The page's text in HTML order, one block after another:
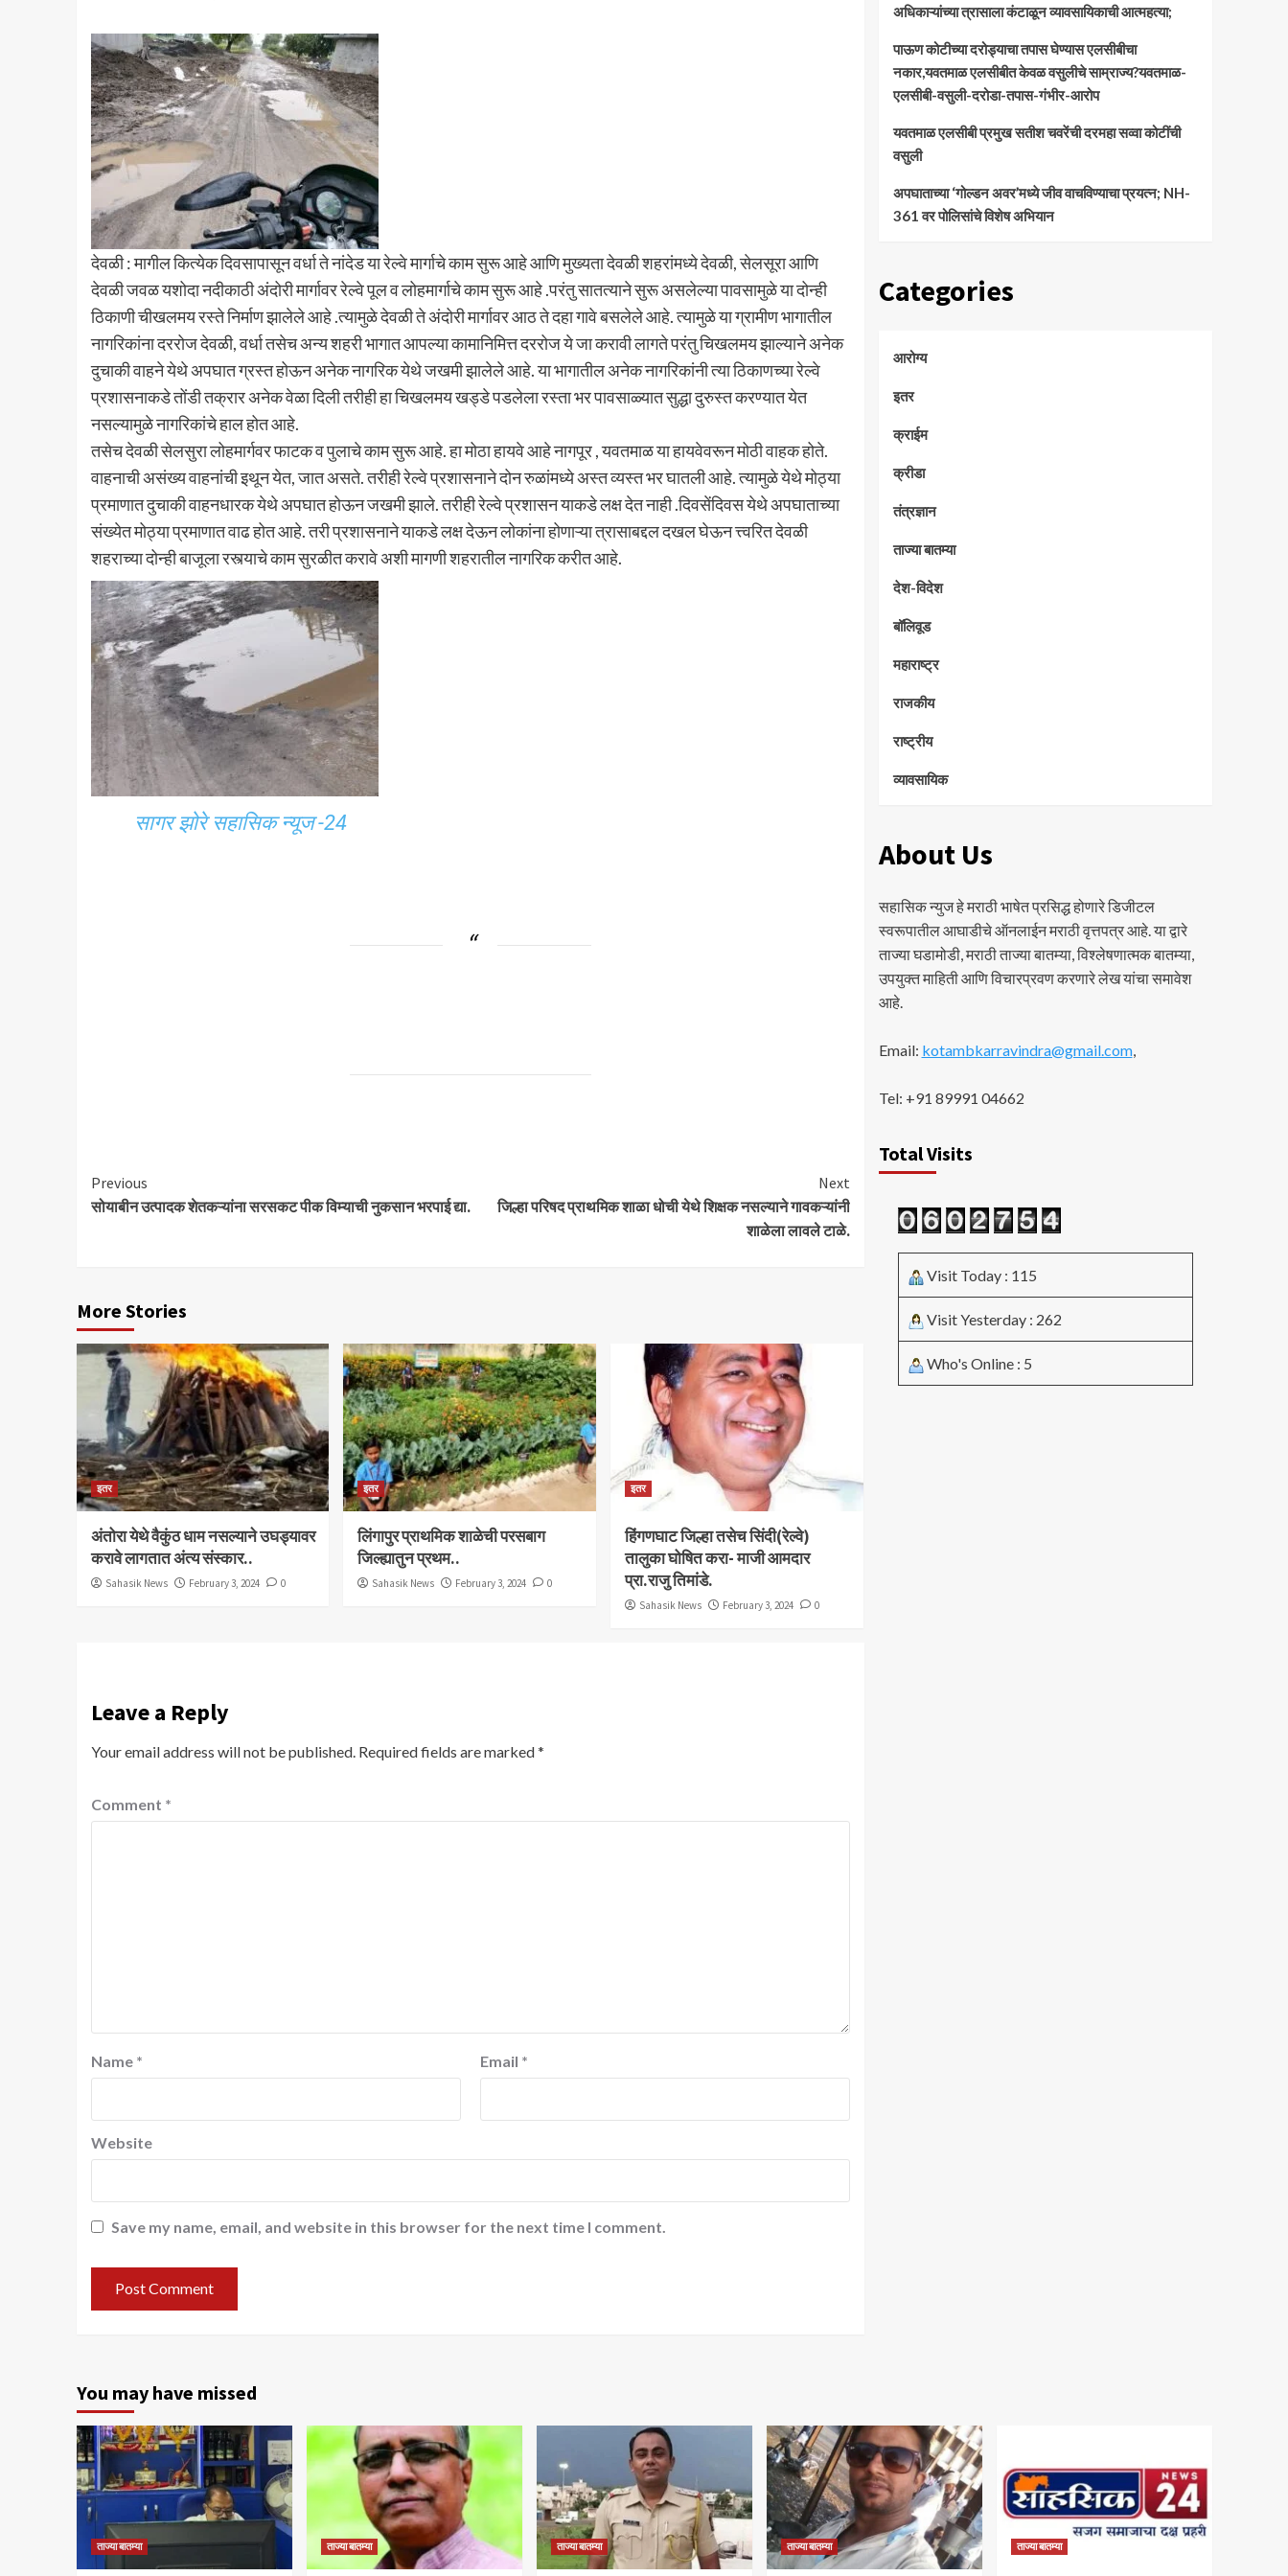
देवळी : मागील कित्येक दिवसापासून वर्धा ते नांदेड या रेल्वे मार्गाचे काम सुरू आहे आणि मुख्यता देवळी शहरांमध्ये देवळी, सेलसूरा आणि
देवळी जवळ यशोदा नदीकाठी अंदोरी मार्गावर रेल्वे पूल व लोहमार्गाचे काम सुरू आहे .परंतु सातत्याने सुरू असलेल्या पावसामुळे या दोन्ही
ठिकाणी चीखलमय रस्ते निर्माण झालेले आहे .त्यामुळे देवळी ते अंदोरी मार्गावर आठ ते दहा गावे बसलेले आहे. त्यामुळे या ग्रामीण भागातील
नागरिकांना दररोज देवळी, वर्धा तसेच अन्य शहरी भागात आपल्या कामानिमित्त दररोज ये जा करावी लागते परंतु चिखलमय झाल्याने अनेक
दुचाकी वाहने येथे अपघात ग्रस्त होऊन अनेक नागरिक येथे जखमी झालेले आहे. या भागातील अनेक नागरिकांनी त्या ठिकाणच्या रेल्वे
प्रशासनाकडे तोंडी तक्रार अनेक वेळा दिली तरीही हा चिखलमय खड्डे पडलेला रस्ता भर पावसाळ्यात सुद्धा दुरुस्त करण्यात येत
नसल्यामुळे नागरिकांचे हाल होत आहे.
तसेच देवळी सेलसुरा लोहमार्गवर फाटक व पुलाचे काम सुरू आहे. हा मोठा हायवे आहे नागपूर , यवतमाळ या हायवेवरून मोठी वाहक होते.
वाहनाची असंख्य वाहनांची इथून येत, जात असते. तरीही रेल्वे प्रशासनाने दोन रुळांमध्ये अस्त व्यस्त भर घातली आहे. त्यामुळे येथे मोठ्या
प्रमाणात दुचाकी वाहनधारक येथे अपघात होऊन जखमी झाले. तरीही रेल्वे प्रशासन याकडे लक्ष देत नाही .दिवसेंदिवस येथे अपघाताच्या
संख्येत मोठ्या प्रमाणात वाढ होत आहे. तरी प्रशासनाने याकडे लक्ष देऊन लोकांना होणाऱ्या त्रासाबद्दल दखल घेऊन त्त्वरित देवळी
शहराच्या दोन्ही बाजूला रस्त्याचे काम सुरळीत करावे अशी मागणी शहरातील नागरिक करीत आहे.
सागर झोरे सहासिक न्यूज -24
Continue
Reading
Previous
सोयाबीन उत्पादक शेतकऱ्यांना सरसकट पीक विम्याची नुकसान भरपाई द्या.
Next
जिल्हा परिषद प्राथमिक शाळा धोची येथे शिक्षक नसल्याने गावकऱ्यांनी
शाळेला लावले टाळे.
More Stories
इतर
अंतोरा येथे वैकुंठ धाम नसल्याने उघड्यावर
करावे लागतात अंत्य संस्कार..
Sahasik News February 3, 2024 0
इतर
लिंगापुर प्राथमिक शाळेची परसबाग
जिल्ह्यातुन प्रथम..
Sahasik News February 3, 2024 0
इतर
हिंगणघाट जिल्हा तसेच सिंदी(रेल्वे)
तालुका घोषित करा- माजी आमदार
प्रा.राजु तिमांडे.
Sahasik News February 3, 2024 0
Leave a Reply
Your email address will not be published. Required fields are marked*
Comment *
Name * Email *
Website
Save my name, email, and website in this browser for the next time I comment.
अधिकाऱ्यांच्या त्रासाला कंटाळून व्यावसायिकाची आत्महत्या;
पाऊण कोटीच्या दरोड्याचा तपास घेण्यास एलसीबीचा
नकार,यवतमाळ एलसीबीत केवळ वसुलीचे साम्राज्य?यवतमाळ-
एलसीबी-वसुली-दरोडा-तपास-गंभीर-आरोप
यवतमाळ एलसीबी प्रमुख सतीश चवरेंची दरमहा सव्वा कोटींची
वसुली
अपघाताच्या ‘गोल्डन अवर’मध्ये जीव वाचविण्याचा प्रयत्न; NH-
361 वर पोलिसांचे विशेष अभियान
Categories
आरोग्य
इतर
क्राईम
क्रीडा
तंत्रज्ञान
ताज्या बातम्या
देश-विदेश
बॉलिवूड
महाराष्ट्र
राजकीय
राष्ट्रीय
व्यावसायिक
About Us
सहासिक न्युज हे मराठी भाषेत प्रसिद्ध होणारे डिजीटल
स्वरूपातील आघाडीचे ऑनलाईन मराठी वृत्तपत्र आहे. या द्वारे
ताज्या घडामोडी, मराठी ताज्या बातम्या, विश्लेषणात्मक बातम्या,
उपयुक्त माहिती आणि विचारप्रवण करणारे लेख यांचा समावेश
आहे.
Email: kotambkarravindra@gmail.com,
Tel: +91 89991 04662
Total Visits
Visit Today : 115
Visit Yesterday : 262
Who's Online : 5
You may have missed
ताज्या बातम्या ताज्या बातम्या ताज्या बातम्या ताज्या बातम्या ताज्या बातम्या